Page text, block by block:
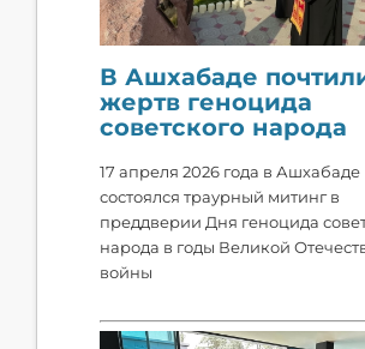
В Ашхабаде
жертв геноцида
советского народа
​17 апреля 2026 года в Ашхабаде
состоялся траурный митинг в
преддверии Дня геноцида
народа в годы Великой
войны